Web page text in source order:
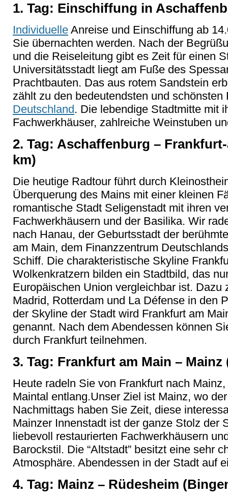
1. Tag: Einschiffung in
Individuelle Anreise und Einschiffung ab
Sie übernachten werden. Nach der
und die Reiseleitung gibt es Zeit für einen
Universitätsstadt liegt am Fuße des
Prachtbauten. Das aus rotem Sandstein
zählt zu den bedeutendsten und schönsten
Deutschland . Die lebendige Stadtmitte mit
Fachwerkhäuser, zahlreiche Weinstuben
2. Tag: Aschaffenburg –
km)
Die heutige Radtour führt durch
Überquerung des Mains mit einer kleinen
romantische Stadt Seligenstadt mit ihren
Fachwerkhäusern und der Basilika. Wir
nach Hanau, der Geburtsstadt der
am Main, dem Finanzzentrum
Schiff. Die charakteristische Skyline
Wolkenkratzern bilden ein Stadtbild, das
Europäischen Union vergleichbar ist. Dazu
Madrid, Rotterdam und La Défense in den
der Skyline der Stadt wird Frankfurt am
genannt. Nach dem Abendessen können
durch Frankfurt teilnehmen.
3. Tag: Frankfurt am Main – Mainz
Heute radeln Sie von Frankfurt nach
Maintal entlang.Unser Ziel ist Mainz, wo
Nachmittags haben Sie Zeit, diese
Mainzer Innenstadt ist der ganze Stolz der
liebevoll restaurierten Fachwerkhäusern
Barockstil. Die “Altstadt” besitzt eine sehr
Atmosphäre. Abendessen in der Stadt auf
4. Tag: Mainz – Rüdesheim